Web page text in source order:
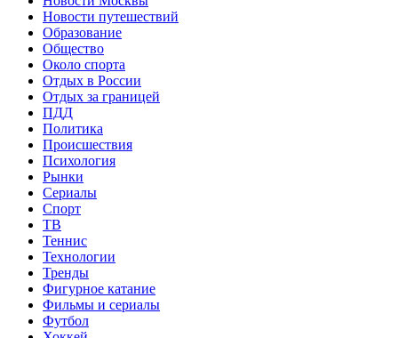
Новости путешествий
Образование
Общество
Около спорта
Отдых в России
Отдых за границей
ПДД
Политика
Происшествия
Психология
Рынки
Сериалы
Спорт
ТВ
Теннис
Технологии
Тренды
Фигурное катание
Фильмы и сериалы
Футбол